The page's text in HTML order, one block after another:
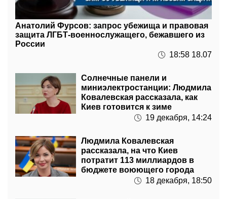
Анатолий Фурсов: запрос убежища и правовая
защита ЛГБТ-военнослужащего, бежавшего из
России
18:58 18.07
Солнечные панели и
миниэлектростанции: Людмила
Ковалевская рассказала, как
Киев готовится к зиме
19 декабря, 14:24
Людмила Ковалевская
рассказала, на что Киев
потратит 113 миллиардов в
бюджете воюющего города
18 декабря, 18:50